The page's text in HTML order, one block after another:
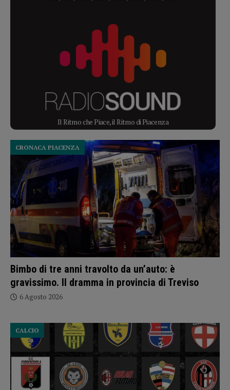
Il Ritmo che Piace, il Ritmo di Piacenza
Bimbo di tre anni travolto da un’auto: è
gravissimo. Il dramma in provincia di Treviso
CRONACA PIACENZA
6 Agosto 2026
CALCIO